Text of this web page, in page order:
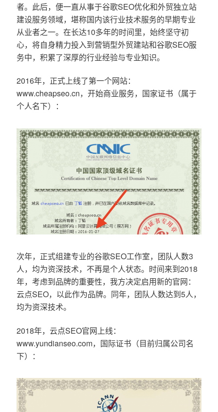
者。此后，便一直从事于谷歌SEO优化和外贸独立站
建设服务领域，堪称国内该行业技术服务的早期专业
从业者之一。在长达10多年的时间里，始终坚守初
心，将自身精力投入到营销型外贸建站和谷歌SEO服
务中，积累了深厚的行业经验与专业知识。
2016年，正式上线了第一个网站：
www.cheapseo.cn，开始商业服务，国家证书（属于
个人名下）：
次年，正式组建专业的谷歌SEO工作室，团队人数3
人，均为资深技术，不再是个人状态。时间来到2018
年，考虑到品牌的重要性，我方决定启用新的官网：
云点SEO，以此作为品牌。同年，团队人数达到5人，
均为资深技术。
2018年，云点SEO官网上线：
www.yundianseo.com，国际证书（目前归属公司名
下）：